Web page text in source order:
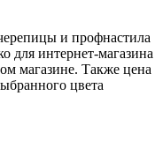
и профнастила
для интернет-магазина
магазине. Также цена
цвета